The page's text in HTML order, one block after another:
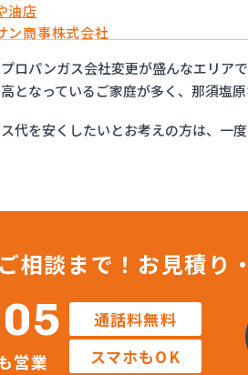
油店
ン商事株式会社
ティプロパンガス
フ株式会社 大田原店
ロパン株式会社
運株式会社プロパンガス
販株式会社 一里販売所
業株式会社 藤岡営業所
エルピーガス協同組合
社JAエルサポート ガス事業部
社JAエルサポート じゃすぽーと真
社JAエルサポート 県中支店
ロパンガス会社変更が盛んなエリア
となっているご家庭が多く、那須塩
代を安くしたいとお考えの方は、一
相談まで！ お見積り
営業
通話料無料
スマホもOK